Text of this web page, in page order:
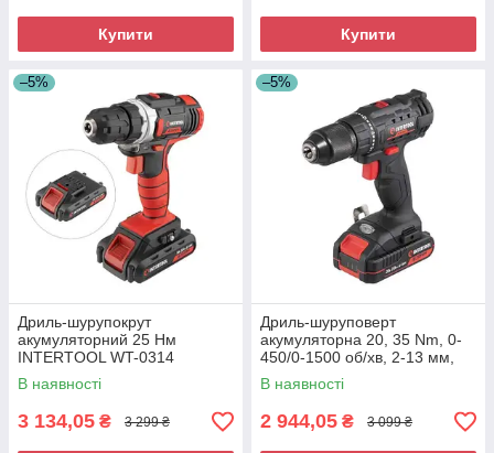
Купити Купити
–5%
Дриль-шурупокрут
акумуляторний 25 Нм
INTERTOOL WT-0314
В наявності
3 134,05 ₴ 3 299 ₴
–5%
Дриль-шуруповерт
акумуляторна 20, 35 Nm, 0-
450/0-1500 об/хв, 2-13 мм,
літій-іон, 2.0 Ач, ЗУ 2А, кейс
В наявності
2 944,05 ₴ 3 099 ₴